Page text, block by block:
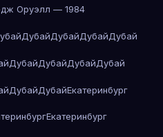
Оруэлл — 1984
ДубайДубайДубайДубай
ДубайДубайДубайДубай
ДубайДубайЕкатеринбург
Екатеринбург